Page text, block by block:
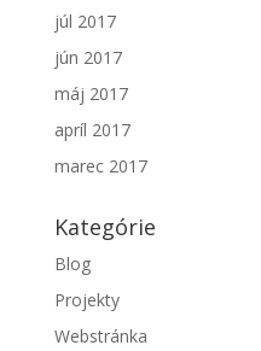
júl 2017
jún 2017
máj 2017
apríl 2017
marec 2017
Kategórie
Blog
Projekty
Webstránka